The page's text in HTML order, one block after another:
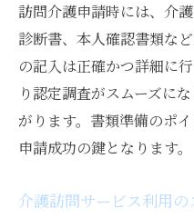
訪問介護申請時には、介
診断書、本人確認書類な
の記入は正確かつ詳細に
り認定調査がスムーズに
がります。書類準備のポ
申請成功の鍵となります。
介護訪問サービス利用